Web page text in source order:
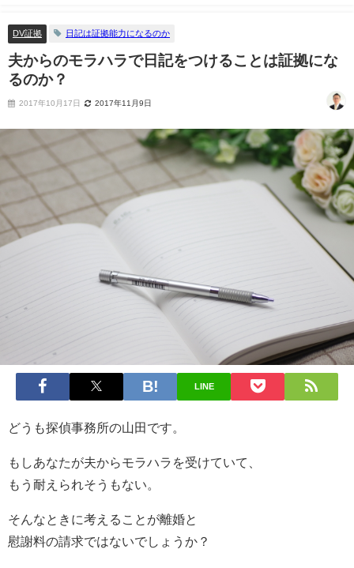
DV証拠 日記は証拠能力になるのか
夫からのモラハラで日記をつけることは証拠にな
るのか？
2017年10月17日 2017年11月9日
LINE
どうも探偵事務所の山田です。
もしあなたが夫からモラハラを受けていて、
もう耐えられそうもない。
そんなときに考えることが離婚と
慰謝料の請求ではないでしょうか？